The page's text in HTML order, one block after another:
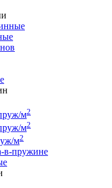
м2
м2
м2
в-пружине